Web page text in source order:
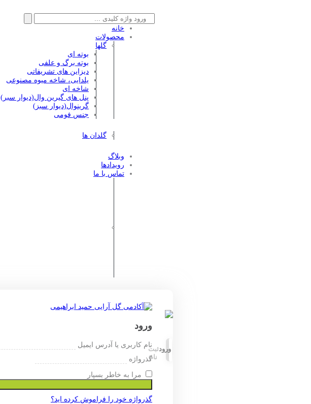
خانه
محصولات
گلها
بوته ای
بوته برگ و علفی
دیزاین های تشریفاتی
یلدایی، شاخه میوه مصنوعی
شاخه ای
پنل های گیرین وال(دیوار سبر)
گرینوال(دیوار سبز)
جنس فومی
گلدان ها
وبلاگ
رویدادها
تماس با ما
ورودثبت
نام
ورود
نام کاربری یا آدرس ایمیل
گذرواژه
مرا به خاطر بسپار
گذرواژه خود را فراموش کرده اید؟